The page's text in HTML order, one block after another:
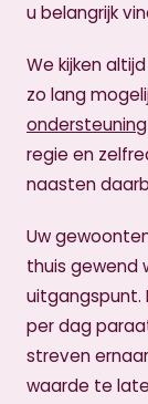
u belangrijk
We kijken
zo lang
ondersteuning
regie en
naasten
Uw
thuis gewend
uitgangspunt.
per dag
streven
waarde te